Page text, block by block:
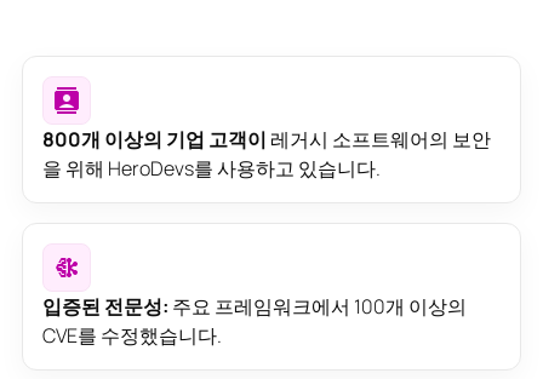
800개 이상의 기업 고객이 레거시 소프트웨어의 보안
을 위해 HeroDevs를 사용하고 있습니다.
입증된 전문성: 주요 프레임워크에서 100개 이상의
CVE를 수정했습니다.